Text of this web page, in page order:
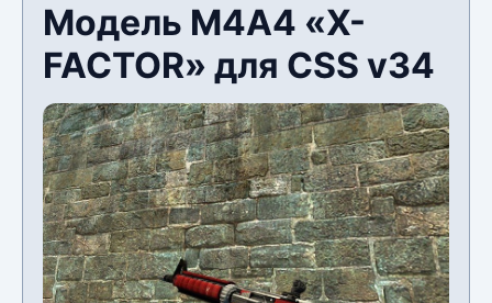
Модель М4А4 «X-
FACTOR» для CSS v34